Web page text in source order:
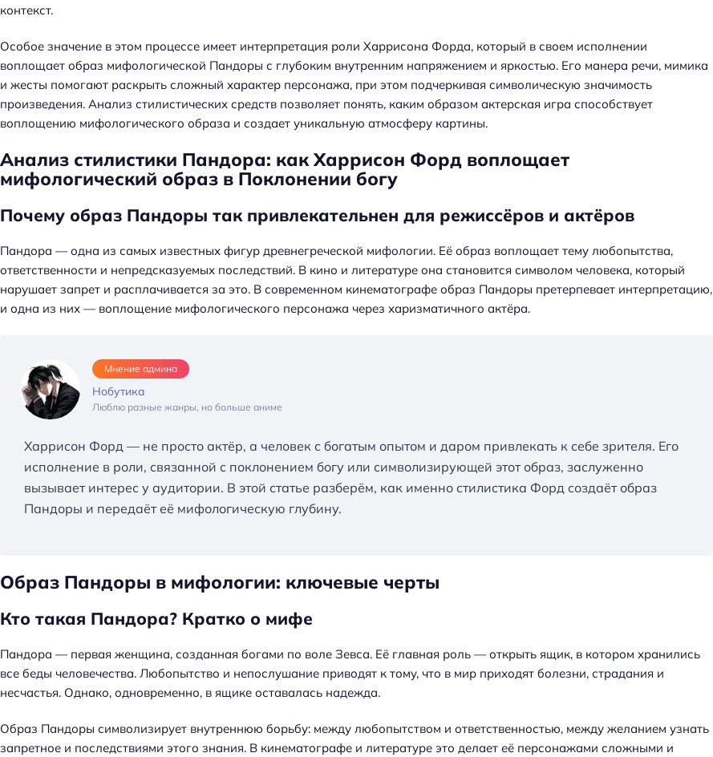
контекст.
Особое значение в этом процессе имеет интерпретация роли Харрисона Форда, который в своем исполнении
воплощает образ мифологической Пандоры с глубоким внутренним напряжением и яркостью. Его манера речи, мимика
и жесты помогают раскрыть сложный характер персонажа, при этом подчеркивая символическую значимость
произведения. Анализ стилистических средств позволяет понять, каким образом актерская игра способствует
воплощению мифологического образа и создает уникальную атмосферу картины.
Анализ стилистики Пандора: как Харрисон Форд воплощает
мифологический образ в Поклонении богу
Почему образ Пандоры так привлекательнен для режиссёров и актёров
Пандора — одна из самых известных фигур древнегреческой мифологии. Её образ воплощает тему любопытства,
ответственности и непредсказуемых последствий. В кино и литературе она становится символом человека, который
нарушает запрет и расплачивается за это. В современном кинематографе образ Пандоры претерпевает интерпретацию,
и одна из них — воплощение мифологического персонажа через харизматичного актёра.
Мнение админа
Нобутика
Люблю разные жанры, но больше аниме
Харрисон Форд — не просто актёр, а человек с богатым опытом и даром привлекать к себе зрителя. Его
исполнение в роли, связанной с поклонением богу или символизирующей этот образ, заслуженно
вызывает интерес у аудитории. В этой статье разберём, как именно стилистика Форд создаёт образ
Пандоры и передаёт её мифологическую глубину.
Образ Пандоры в мифологии: ключевые черты
Кто такая Пандора? Кратко о мифе
Пандора — первая женщина, созданная богами по воле Зевса. Её главная роль — открыть ящик, в котором хранились
все беды человечества. Любопытство и непослушание приводят к тому, что в мир приходят болезни, страдания и
несчастья. Однако, одновременно, в ящике оставалась надежда.
Образ Пандоры символизирует внутреннюю борьбу: между любопытством и ответственностью, между желанием узнать
запретное и последствиями этого знания. В кинематографе и литературе это делает её персонажами сложными и